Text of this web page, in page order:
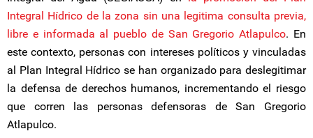
Integral Hídrico de la zona sin una legitima consulta previa,
libre e informada al pueblo de San Gregorio Atlapulco. En
este contexto, personas con intereses políticos y vinculadas
al Plan Integral Hídrico se han organizado para deslegitimar
la defensa de derechos humanos, incrementando el riesgo
que corren las personas defensoras de San Gregorio
Atlapulco.